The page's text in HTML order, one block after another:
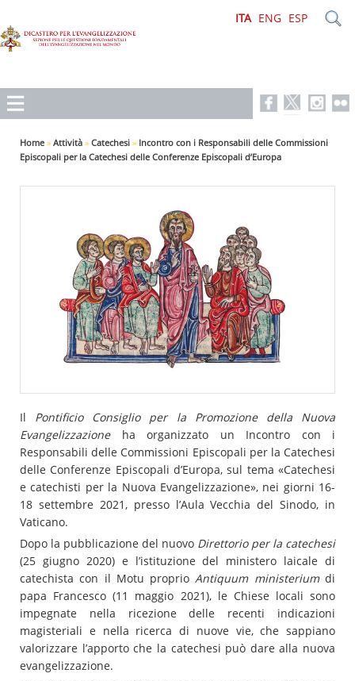
ITA ENG ESP
Home » Attività » Catechesi » Incontro con i Responsabili delle Commissioni
Episcopali per la Catechesi delle Conferenze Episcopali d’Europa
Il Pontificio Consiglio per la Promozione della Nuova
Evangelizzazioneha organizzato un Incontro con i
Responsabili delle Commissioni Episcopali per la Catechesi
delle Conferenze Episcopali d’Europa, sul tema «Catechesi
e catechisti per la Nuova Evangelizzazione», nei giorni 16-
18 settembre 2021, presso l’Aula Vecchia del Sinodo, in
Vaticano.
Dopo la pubblicazione del nuovo Direttorio per la catechesi
(25 giugno 2020) e l’istituzione del ministero laicale di
catechista con il Motu proprioAntiquum ministeriumdi
papa Francesco (11 maggio 2021), le Chiese locali sono
impegnate nella ricezione delle recenti indicazioni
magisteriali e nella ricerca di nuove vie, che sappiano
valorizzare l’apporto che la catechesi può dare alla nuova
evangelizzazione.